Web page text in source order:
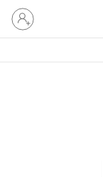
היכנס
לחשבון
שלך